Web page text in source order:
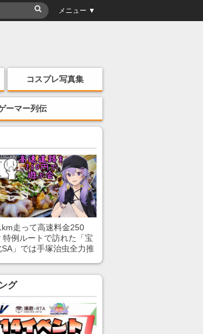
メニュー ▼
コスプレ写真集
ーマー列伝
走って高速料金250
特例ルートで訪れた「宝
SA」では手塚治虫全力推
グ